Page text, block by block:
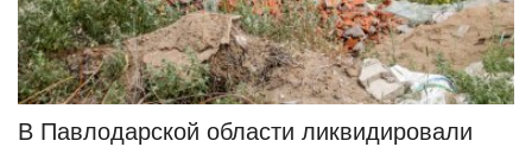
В Павлодарской области ликвидировали